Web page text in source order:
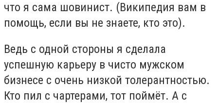
что я сама шовинист. (Википедия вам в
помощь, если вы не знаете, кто это).
Ведь с одной стороны я сделала
успешную карьеру в чисто мужском
бизнесе с очень низкой толерантностью.
Кто пил с чартерами, тот поймёт. А с